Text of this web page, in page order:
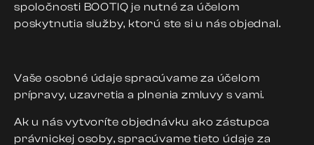
spoločnosti BOOTIQ je nutné za účelom
poskytnutia služby, ktorú ste si u nás objednal.
Vaše osobné údaje spracúvame za účelom
prípravy, uzavretia a plnenia zmluvy s vami.
Ak u nás vytvoríte objednávku ako zástupca
právnickej osoby, spracúvame tieto údaje za